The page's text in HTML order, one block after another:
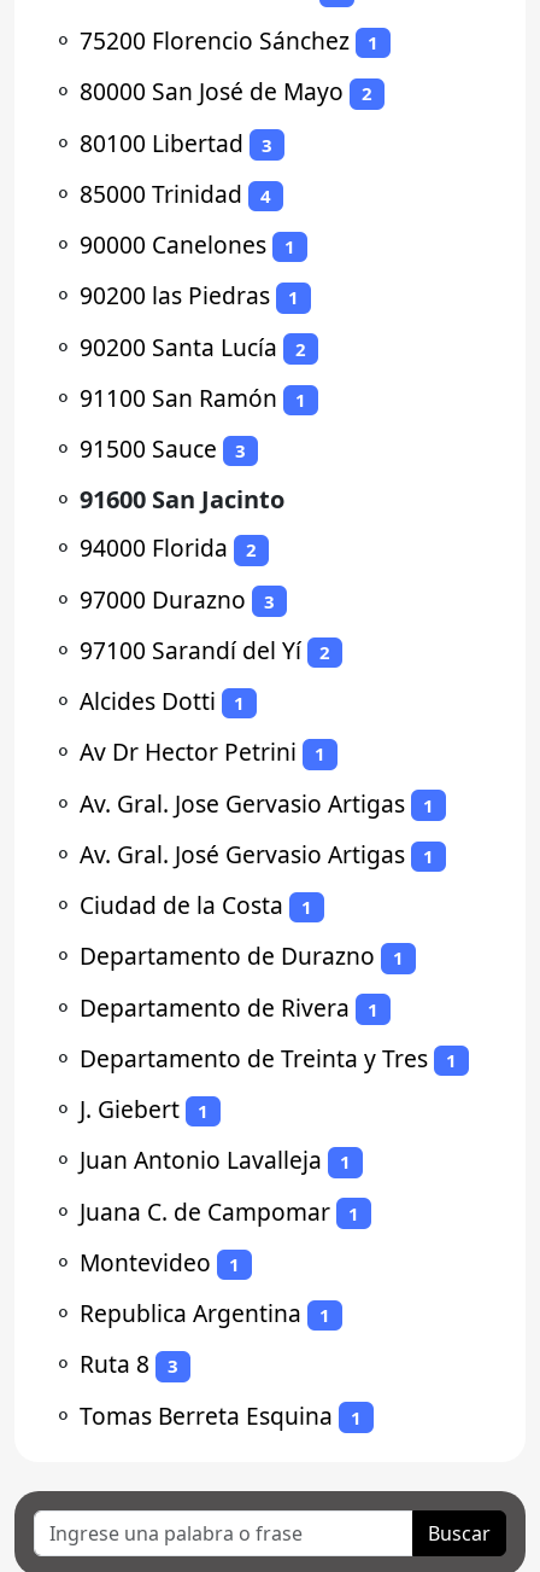
⚬ 75200 Florencio Sánchez 1
⚬ 80000 San José de Mayo 2
⚬ 80100 Libertad 3
⚬ 85000 Trinidad 4
⚬ 90000 Canelones 1
⚬ 90200 las Piedras 1
⚬ 90200 Santa Lucía 2
⚬ 91100 San Ramón 1
⚬ 91500 Sauce 3
⚬ 91600 San Jacinto
⚬ 94000 Florida 2
⚬ 97000 Durazno 3
⚬ 97100 Sarandí del Yí 2
⚬ Alcides Dotti 1
⚬ Av Dr Hector Petrini 1
⚬ Av. Gral. Jose Gervasio Artigas 1
⚬ Av. Gral. José Gervasio Artigas 1
⚬ Ciudad de la Costa 1
⚬ Departamento de Durazno 1
⚬ Departamento de Rivera 1
⚬ Departamento de Treinta y Tres 1
⚬ J. Giebert 1
⚬ Juan Antonio Lavalleja 1
⚬ Juana C. de Campomar 1
⚬ Montevideo 1
⚬ Republica Argentina 1
⚬ Ruta 8 3
⚬ Tomas Berreta Esquina 1
Buscar